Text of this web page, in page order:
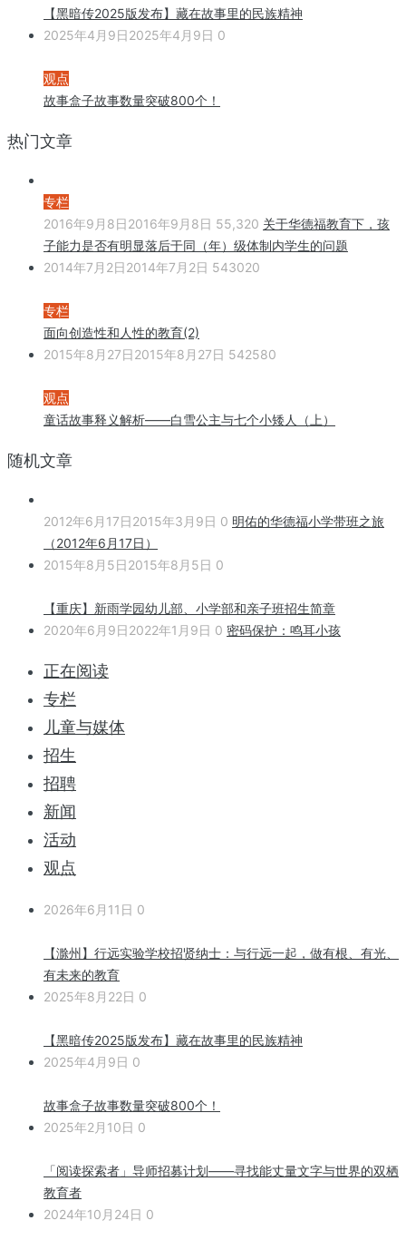
【黑暗传2025版发布】藏在故事里的民族精神
2025年4月9日2025年4月9日 0
观点
故事盒子故事数量突破800个！
热门文章
专栏
2016年9月8日2016年9月8日 55,320 关于华德福教育下，孩
子能力是否有明显落后于同（年）级体制内学生的问题
2014年7月2日2014年7月2日 543020
专栏
面向创造性和人性的教育(2)
2015年8月27日2015年8月27日 542580
观点
童话故事释义解析——白雪公主与七个小矮人（上）
随机文章
2012年6月17日2015年3月9日 0 明佑的华德福小学带班之旅
（2012年6月17日）
2015年8月5日2015年8月5日 0
【重庆】新雨学园幼儿部、小学部和亲子班招生简章
2020年6月9日2022年1月9日 0 密码保护：鸣耳小孩
正在阅读
专栏
儿童与媒体
招生
招聘
新闻
活动
观点
2026年6月11日 0
【滁州】行远实验学校招贤纳士：与行远一起，做有根、有光、
有未来的教育
2025年8月22日 0
【黑暗传2025版发布】藏在故事里的民族精神
2025年4月9日 0
故事盒子故事数量突破800个！
2025年2月10日 0
「阅读探索者」导师招募计划——寻找能丈量文字与世界的双栖
教育者
2024年10月24日 0